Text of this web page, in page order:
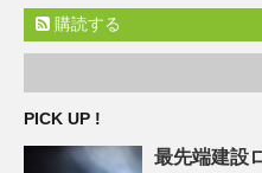
購読する
PICK UP !
最先端建設